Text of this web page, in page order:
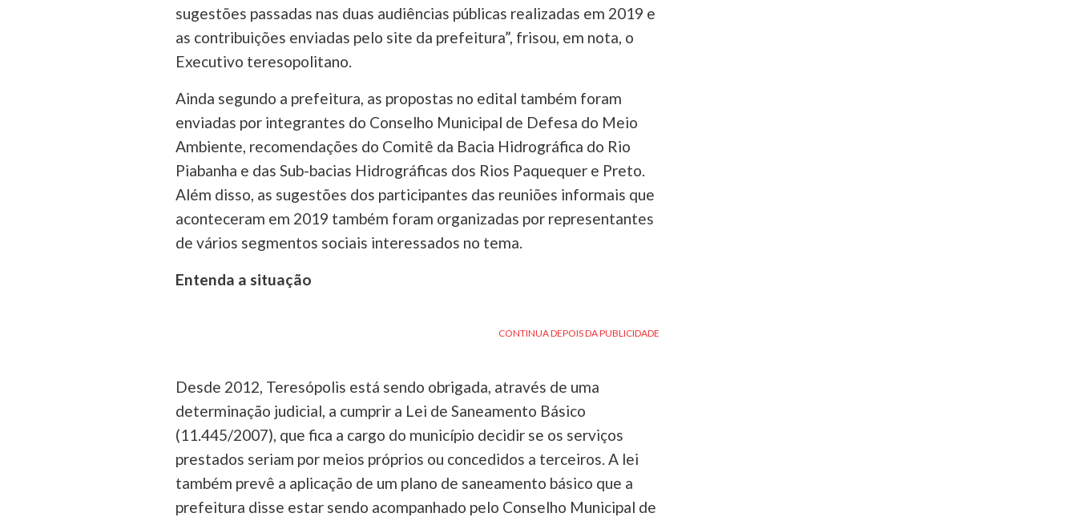
sugestões passadas nas duas audiências públicas realizadas em 2019 e
as contribuições enviadas pelo site da prefeitura”, frisou, em nota, o
Executivo teresopolitano.
Ainda segundo a prefeitura, as propostas no edital também foram
enviadas por integrantes do Conselho Municipal de Defesa do Meio
Ambiente, recomendações do Comitê da Bacia Hidrográfica do Rio
Piabanha e das Sub-bacias Hidrográficas dos Rios Paquequer e Preto.
Além disso, as sugestões dos participantes das reuniões informais que
aconteceram em 2019 também foram organizadas por representantes
de vários segmentos sociais interessados no tema.
Entenda a situação
Desde 2012, Teresópolis está sendo obrigada, através de uma
determinação judicial, a cumprir a Lei de Saneamento Básico
(11.445/2007), que fica a cargo do município decidir se os serviços
prestados seriam por meios próprios ou concedidos a terceiros. A lei
também prevê a aplicação de um plano de saneamento básico que a
prefeitura disse estar sendo acompanhado pelo Conselho Municipal de